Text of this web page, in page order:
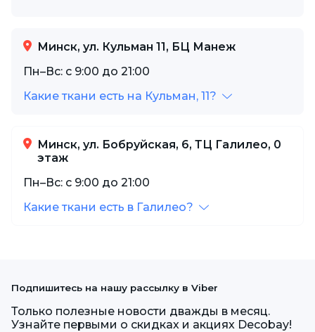
Минск, ул. Кульман 11, БЦ Манеж
Пн–Вс: с 9:00 до 21:00
Какие ткани есть на Кульман, 11?
Минск, ул. Бобруйская, 6, ТЦ Галилео, 0
этаж
Пн–Вс: с 9:00 до 21:00
Какие ткани есть в Галилео?
Подпишитесь на нашу рассылку в Viber
Только полезные новости дважды в месяц.
Узнайте первыми о скидках и акциях Decobay!